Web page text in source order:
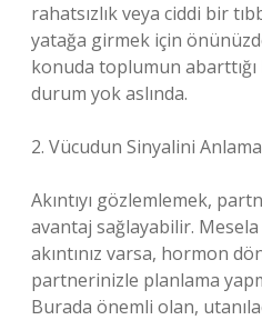
rahatsızlık veya ciddi bir
yatağa girmek için
konuda toplumun
durum yok aslında.
2. Vücudun Sinyalini
Akıntıyı gözlemlemek,
avantaj sağlayabilir.
akıntınız varsa, hormon
partnerinizle planlama
Burada önemli olan,